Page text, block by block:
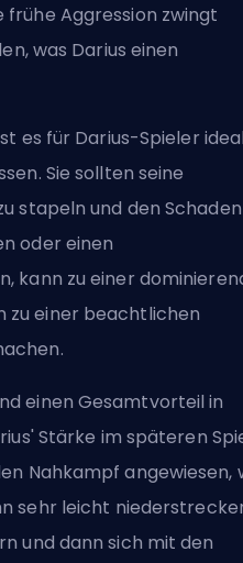
frühe Aggression zwingt
was Darius einen
es für Darius-Spieler
Sie sollten seine
stapeln und den Schaden
oder einen
kann zu einer
zu einer beachtlichen
einen Gesamtvorteil in
Stärke im späteren
Nahkampf angewiesen,
sehr leicht
und dann sich mit den